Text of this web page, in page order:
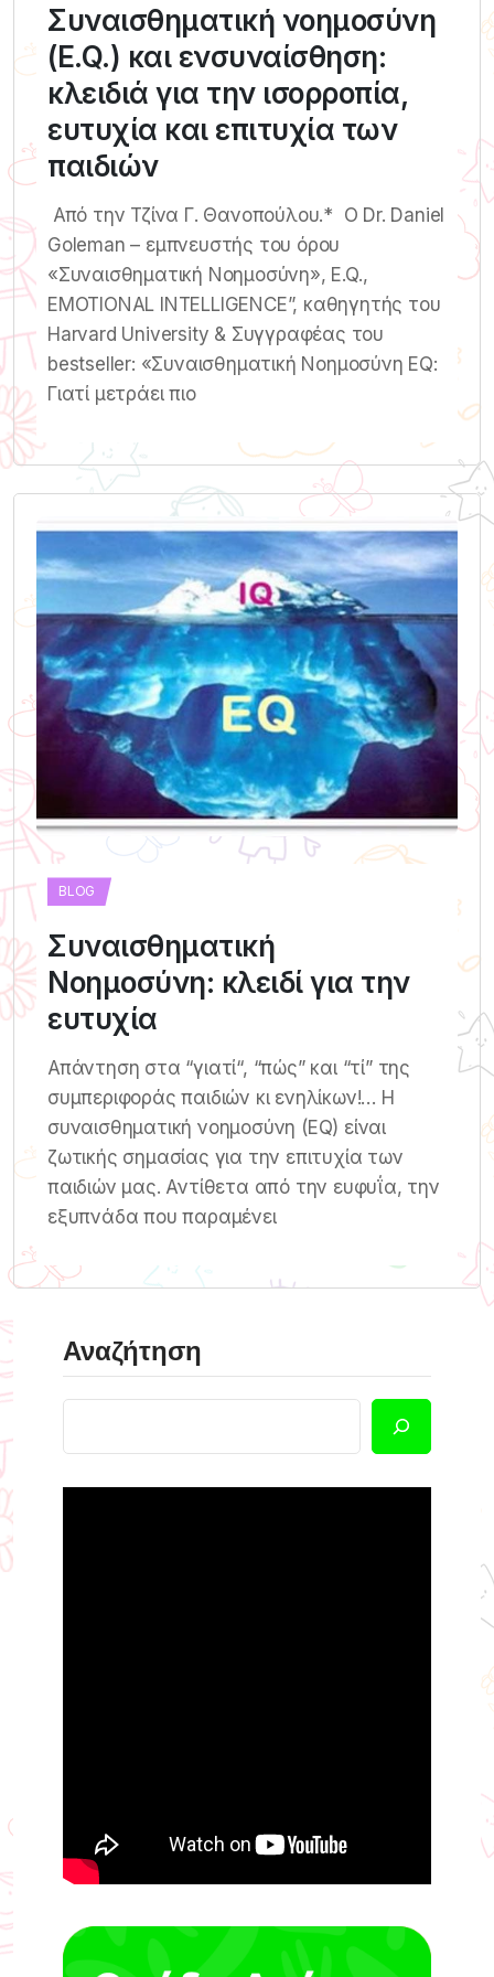
Συναισθηματική νοημοσύνη
(E.Q.) και ενσυναίσθηση:
κλειδιά για την ισορροπία,
ευτυχία και επιτυχία των
παιδιών
Από την Τζίνα Γ. Θανοπούλου.* Ο Dr. Daniel
Goleman – εμπνευστής του όρου
«Συναισθηματική Νοημοσύνη», E.Q.,
EMOTIONAL INTELLIGENCE”, καθηγητής του
Harvard University & Συγγραφέας του
bestseller: «Συναισθηματική Νοημοσύνη EQ:
Γιατί μετράει πιο
BLOG
Συναισθηματική
Νοημοσύνη: κλειδί για την
ευτυχία
Απάντηση στα “γιατί“, “πώς” και “τί” της
συμπεριφοράς παιδιών κι ενηλίκων!… Η
συναισθηματική νοημοσύνη (ΕQ) είναι
ζωτικής σημασίας για την επιτυχία των
παιδιών μας. Αντίθετα από την ευφυΐα, την
εξυπνάδα που παραμένει
Αναζήτηση